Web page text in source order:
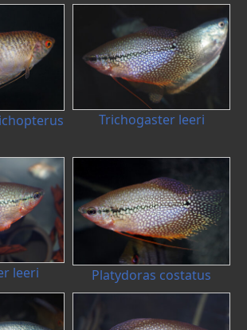
Trichogaster leeri
leeri Platydoras costatus